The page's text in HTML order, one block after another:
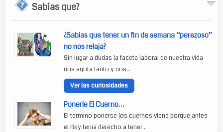
Sabías que?
¿Sabias que tener un fin de semana “perezoso”
no nos relaja?
Sin lugar a dudas la faceta laboral de nuestra vida
nos agota tanto y nos...
Ver las curiosidades
Ponerle El Cuerno…
El termino ponerse los cuernos viene porque antes
el Rey tenia derecho a tener...